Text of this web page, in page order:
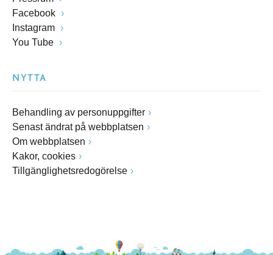
Facebook
Instagram
You Tube
NYTTA
Behandling av personuppgifter
Senast ändrat på webbplatsen
Om webbplatsen
Kakor, cookies
Tillgänglighetsredogörelse